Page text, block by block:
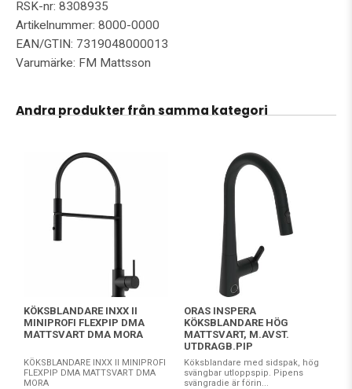
RSK-nr: 8308935
Artikelnummer: 8000-0000
EAN/GTIN: 7319048000013
Varumärke: FM Mattsson
Andra produkter från samma kategori
KÖKSBLANDARE INXX II
MINIPROFI FLEXPIP DMA
MATTSVART DMA MORA
KÖKSBLANDARE INXX II MINIPROFI
FLEXPIP DMA MATTSVART DMA
MORA
ORAS INSPERA
KÖKSBLANDARE HÖG
MATTSVART, M.AVST.
UTDRAGB.PIP
Köksblandare med sidspak, hög
svängbar utloppspip. Pipens
svängradie är förin...